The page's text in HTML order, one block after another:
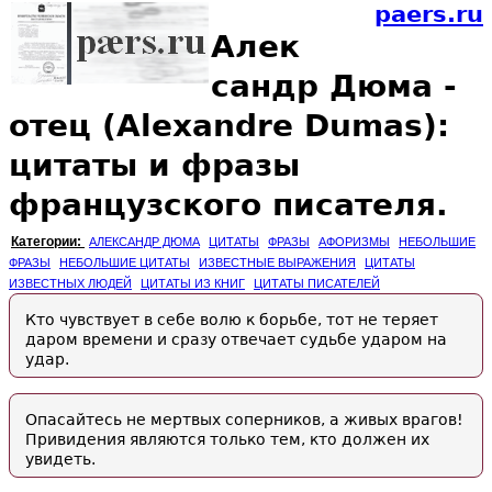
paers.ru
Алек
сандр Дюма -
отец (Alexandre Dumas):
цитаты и фразы
французского писателя.
Категории: АЛЕКСАНДР ДЮМА ЦИТАТЫ ФРАЗЫ АФОРИЗМЫ
НЕБОЛЬШИЕ
ФРАЗЫ
НЕБОЛЬШИЕ ЦИТАТЫ ИЗВЕСТНЫЕ ВЫРАЖЕНИЯ
ЦИТАТЫ
ИЗВЕСТНЫХ ЛЮДЕЙ
ЦИТАТЫ ИЗ КНИГ ЦИТАТЫ ПИСАТЕЛЕЙ
Кто чувствует в себе волю к борьбе, тот не теряет
даром времени и сразу отвечает судьбе ударом на
удар.
Опасайтесь не мертвых соперников, а живых врагов!
Привидения являются только тем, кто должен их
увидеть.